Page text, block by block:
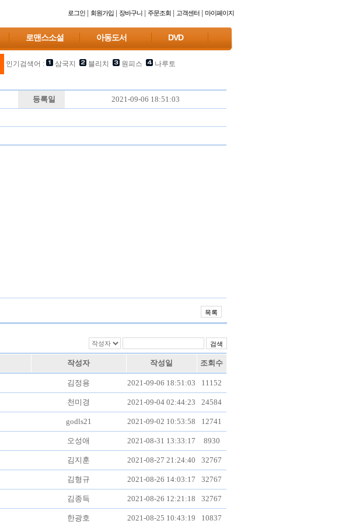
로그인| 회원가입| 장바구니| 주문조회| 고객센터| 마이페이지
로맨스소설 아동도서 DVD
인기검색어 : 삼국지 블리치 원피스 나루토
등록일 2021-09-06 18:51:03
작성자 작성일 조회수
김정용 2021-09-06 18:51:03 11152
천미경 2021-09-04 02:44:23 24584
godls21 2021-09-02 10:53:58 12741
오성애 2021-08-31 13:33:17 8930
김지훈 2021-08-27 21:24:40 32767
김형규 2021-08-26 14:03:17 32767
김종득 2021-08-26 12:21:18 32767
한광호 2021-08-25 10:43:19 10837